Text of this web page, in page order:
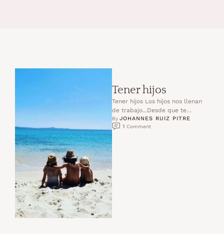
Tener hijos
Tener hijos Los hijos nos llenan
de trabajo...Desde que te
despiertas hasta que te
duermes, te llaman todo …
By JOHANNES RUIZ PITRE
1 Comment